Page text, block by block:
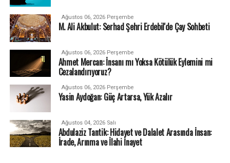
Ağustos 06, 2026 Perşembe
M. Ali Akbulut: Serhad Şehri Erdebil'de Çay Sohbeti
Ağustos 06, 2026 Perşembe
Ahmet Mercan: İnsanı mı Yoksa Kötülük Eylemini mi
Cezalandırıyoruz?
Ağustos 06, 2026 Perşembe
Yasin Aydoğan: Güç Artarsa, Yük Azalır
Ağustos 04, 2026 Salı
Abdulaziz Tantik: Hidayet ve Dalalet Arasında İnsan:
İrade, Arınma ve İlahi İnayet